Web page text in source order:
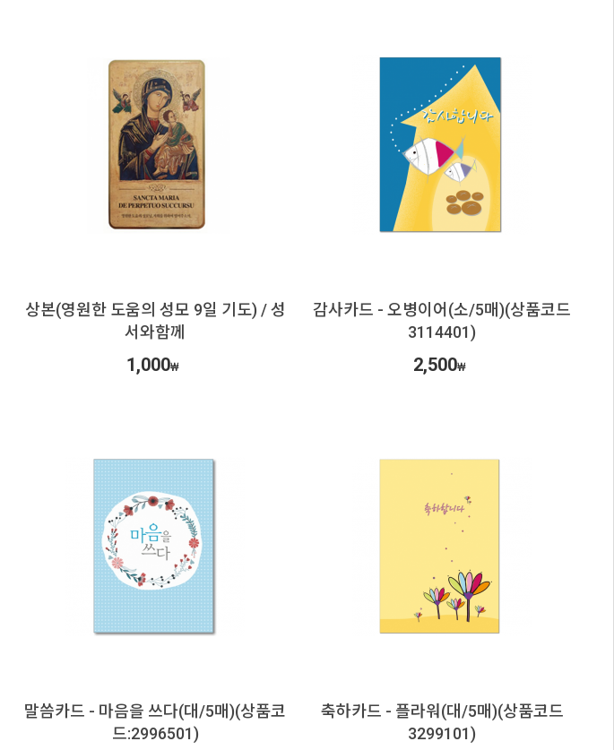
상본(영원한 도움의 성모 9일 기도) / 성
서와함께
1,000₩
감사카드 - 오병이어(소/5매)(상품코드
3114401)
2,500₩
말씀카드 - 마음을 쓰다(대/5매)(상품코
드:2996501)
축하카드 - 플라워(대/5매)(상품코드
3299101)